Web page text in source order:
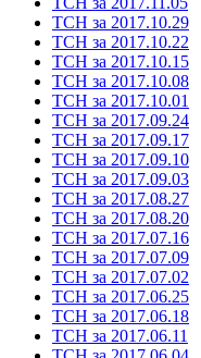
ТСН за 2017.10.29
ТСН за 2017.10.22
ТСН за 2017.10.15
ТСН за 2017.10.08
ТСН за 2017.10.01
ТСН за 2017.09.24
ТСН за 2017.09.17
ТСН за 2017.09.10
ТСН за 2017.09.03
ТСН за 2017.08.27
ТСН за 2017.08.20
ТСН за 2017.07.16
ТСН за 2017.07.09
ТСН за 2017.07.02
ТСН за 2017.06.25
ТСН за 2017.06.18
ТСН за 2017.06.11